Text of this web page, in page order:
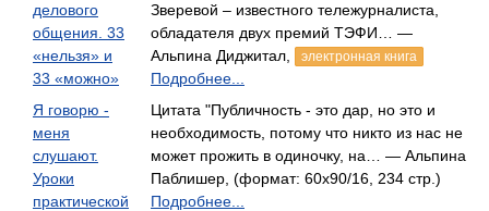
делового
общения. 33
«нельзя» и
33 «можно»
Зверевой – известного тележурналиста,
обладателя двух премий ТЭФИ… —
Альпина Диджитал,
электронная книга
Подробнее...
Я говорю -
меня
слушают.
Уроки
практической
Цитата "Публичность - это дар, но это и
необходимость, потому что никто из нас не
может прожить в одиночку, на… — Альпина
Паблишер, (формат: 60x90/16, 234 стр.)
Подробнее...